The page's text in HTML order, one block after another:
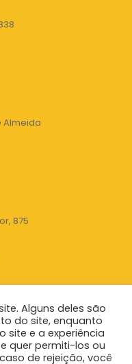
Almeida
875
Seti| Agenda do Reitor
Alguns deles são
do site, enquanto
site e a experiência
quer permiti-los ou
de rejeição, você